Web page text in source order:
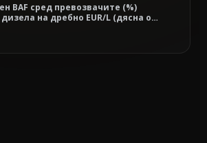
BAF сред превозвачите (%)
на дребно EUR/L (дясна о…